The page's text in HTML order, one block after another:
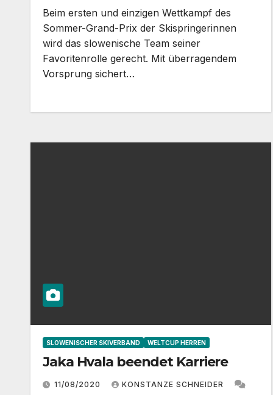
Beim ersten und einzigen Wettkampf des
Sommer-Grand-Prix der Skispringerinnen
wird das slowenische Team seiner
Favoritenrolle gerecht. Mit überragendem
Vorsprung sichert…
SLOWENISCHER SKIVERBAND WELTCUP HERREN
Jaka Hvala beendet Karriere
11/08/2020
KONSTANZE SCHNEIDER